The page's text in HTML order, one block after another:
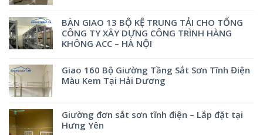
BÀN GIAO 13 BỘ KỆ TRUNG TẢI CHO TỔNG
CÔNG TY XÂY DỰNG CÔNG TRÌNH HÀNG
KHÔNG ACC – HÀ NỘI
Giao 160 Bộ Giường Tầng Sắt Sơn Tĩnh Điện
Màu Kem Tại Hải Dương
Giường đơn sắt sơn tĩnh điện – Lắp đặt tại
Hưng Yên